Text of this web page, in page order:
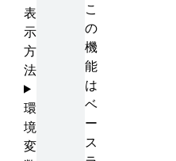
こ
の
機
能
は
ベ
ー
ス
表
示
方
法
環
境
変